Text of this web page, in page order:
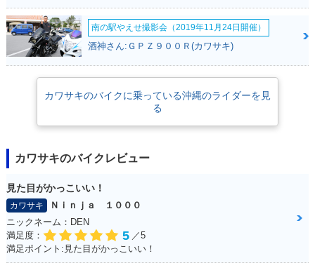
南の駅やえせ撮影会（2019年11月24日開催）
酒神さん:ＧＰＺ９００Ｒ(カワサキ)
カワサキのバイクに乗っている沖縄のライダーを見
る
カワサキのバイクレビュー
見た目がかっこいい！
カワサキ
Ｎｉｎｊａ １０００
ニックネーム：DEN
満足度：
5 ／5
満足ポイント:見た目がかっこいい！